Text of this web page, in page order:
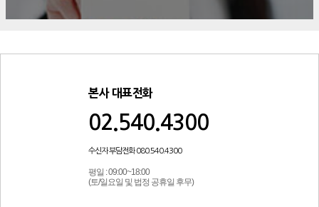
본사 대표전화
02.540.4300
수신자 부담전화 080.540.4300
평일 : 09:00~18:00
(토/일요일 및 법정 공휴일 후무)